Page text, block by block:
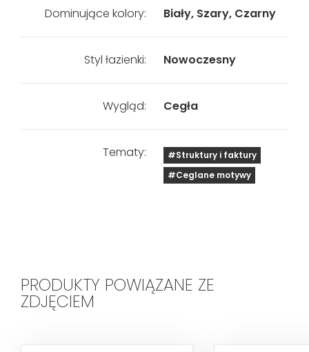
Dominujące kolory: Biały, Szary, Czarny
Styl łazienki: Nowoczesny
Wygląd: Cegła
Tematy:
#Struktury i faktury
#Ceglane motywy
PRODUKTY POWIĄZANE ZE
ZDJĘCIEM